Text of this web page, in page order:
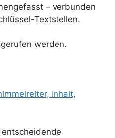
– verbunden
Textstellen.
werden.
Inhalt,